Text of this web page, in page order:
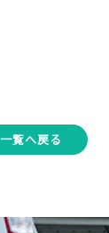
一覧へ戻る